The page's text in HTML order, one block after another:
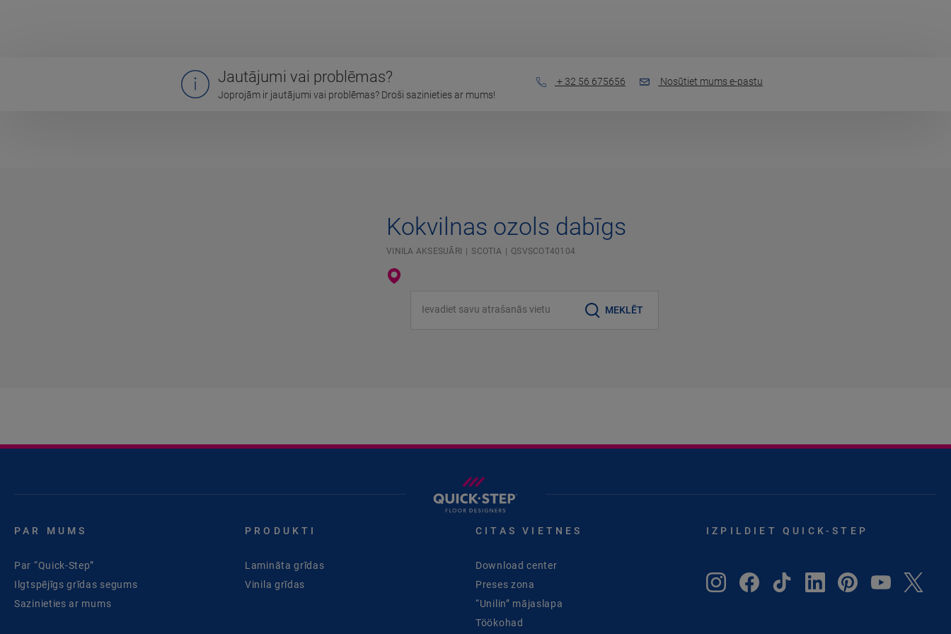
Jautājumi vai problēmas?
Joprojām ir jautājumi vai problēmas? Droši sazinieties ar mums!
+ 32 56 675656 Nosūtiet mums e-pastu
Kokvilnas ozols dabīgs
VINILA AKSESUĀRI SCOTIA QSVSCOT40104
MEKLĒT
PAR MUMS
Par “Quick-Step”
Ilgtspējīgs grīdas segums
Sazinieties ar mums
PRODUKTI
Lamināta grīdas
Vinila grīdas
CITAS VIETNES
Download center
Preses zona
“Unilin” mājaslapa
Töökohad
IZPILDIET QUICK-STEP